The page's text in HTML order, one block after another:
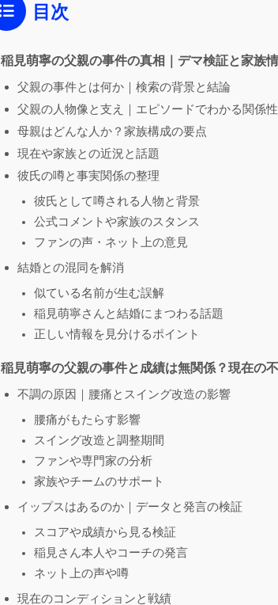
目次
稲見萌寧の父親の事件の真相｜デマ検証と家族
父親の事件とは何か｜検索の背景と結論
父親の人物像と支え｜エピソードでわかる関係性
母親はどんな人か？家族構成の要点
現在や家族との近況と話題
彼氏の噂と事実関係の整理
彼氏として噂される人物と背景
公式コメントや家族のスタンス
ファンの声・ネット上の意見
結婚との混同を解消
似ている名前が生む誤解
稲見萌寧さんと結婚にまつわる話題
正しい情報を見分けるポイント
稲見萌寧の父親の事件と成績は無関係？現在の
不調の原因｜腰痛とスイング改造の影響
腰痛がもたらす影響
スイング改造と調整期間
ファンや専門家の分析
家族やチームのサポート
イップスはあるのか｜データと発言の検証
スコアや成績から見る検証
稲見さん本人やコーチの発言
ネット上の声や噂
現在のコンディションと戦績